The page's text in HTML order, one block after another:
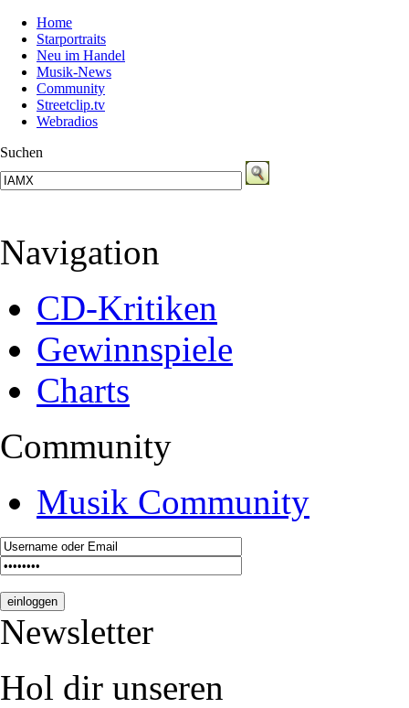
Home
Starportraits
Neu im Handel
Musik-News
Community
Streetclip.tv
Webradios
Suchen
Navigation
CD-Kritiken
Gewinnspiele
Charts
Community
Musik Community
Newsletter
Hol dir unseren